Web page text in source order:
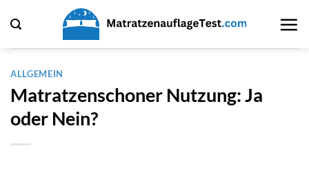
Inhalt
springen
ALLGEMEIN
Matratzenschoner Nutzung: Ja
oder Nein?